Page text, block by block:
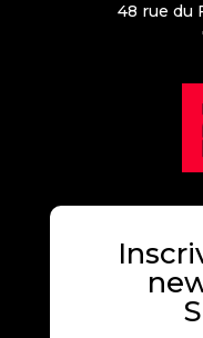
48 rue du